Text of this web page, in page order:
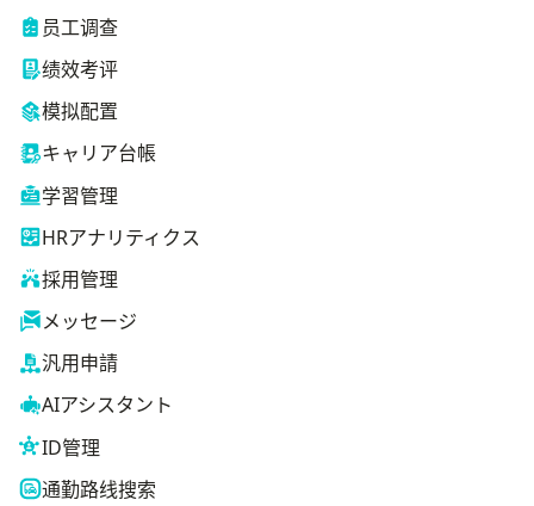
员工调查
绩效考评
模拟配置
キャリア台帳
学習管理
HRアナリティクス
採用管理
メッセージ
汎用申請
AIアシスタント
ID管理
通勤路线搜索